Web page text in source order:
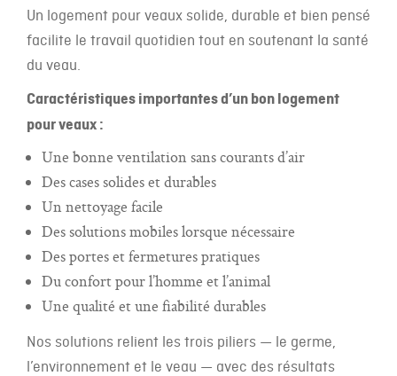
Un logement pour veaux solide, durable et bien pensé
facilite le travail quotidien tout en soutenant la santé
du veau.
Caractéristiques importantes d’un bon logement
pour veaux :
Une bonne ventilation sans courants d’air
Des cases solides et durables
Un nettoyage facile
Des solutions mobiles lorsque nécessaire
Des portes et fermetures pratiques
Du confort pour l’homme et l’animal
Une qualité et une fiabilité durables
Nos solutions relient les trois piliers — le germe,
l’environnement et le veau — avec des résultats